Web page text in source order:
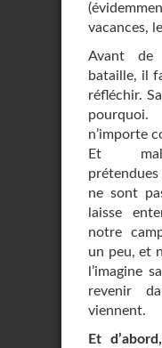
vacances,
Avant de
bataille, il
réfléchir.
n’importe
Et
ne sont
laisse
notre
un peu, et
l’imagine
revenir
viennent.
Et